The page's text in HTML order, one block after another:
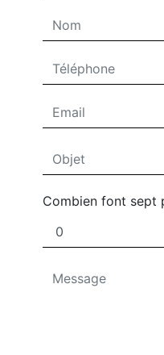
Combien font sept